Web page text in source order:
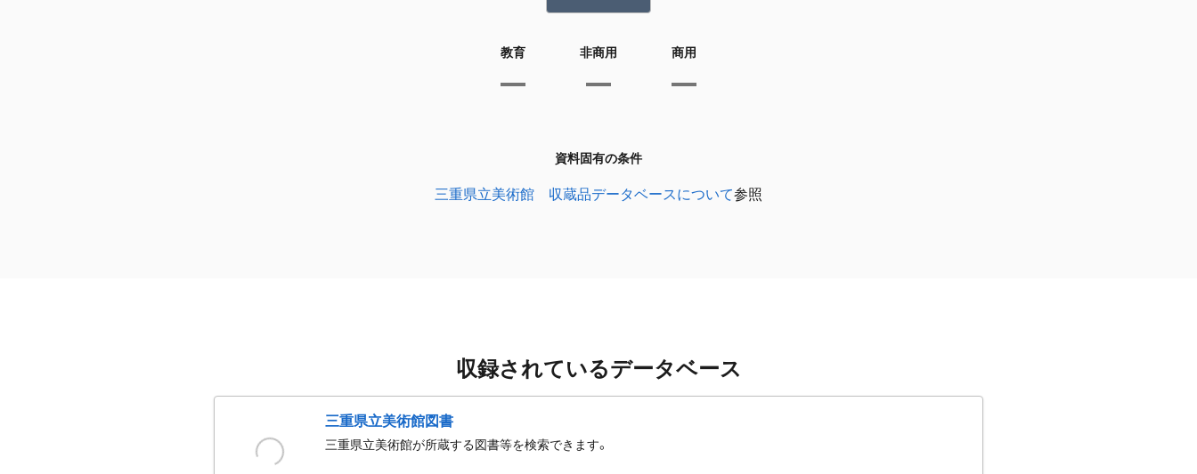
教育 非商用 商用
資料固有の条件
三重県立美術館 収蔵品データベースについて参照
収録されているデータベース
三重県立美術館図書
三重県立美術館が所蔵する図書等を検索できます。